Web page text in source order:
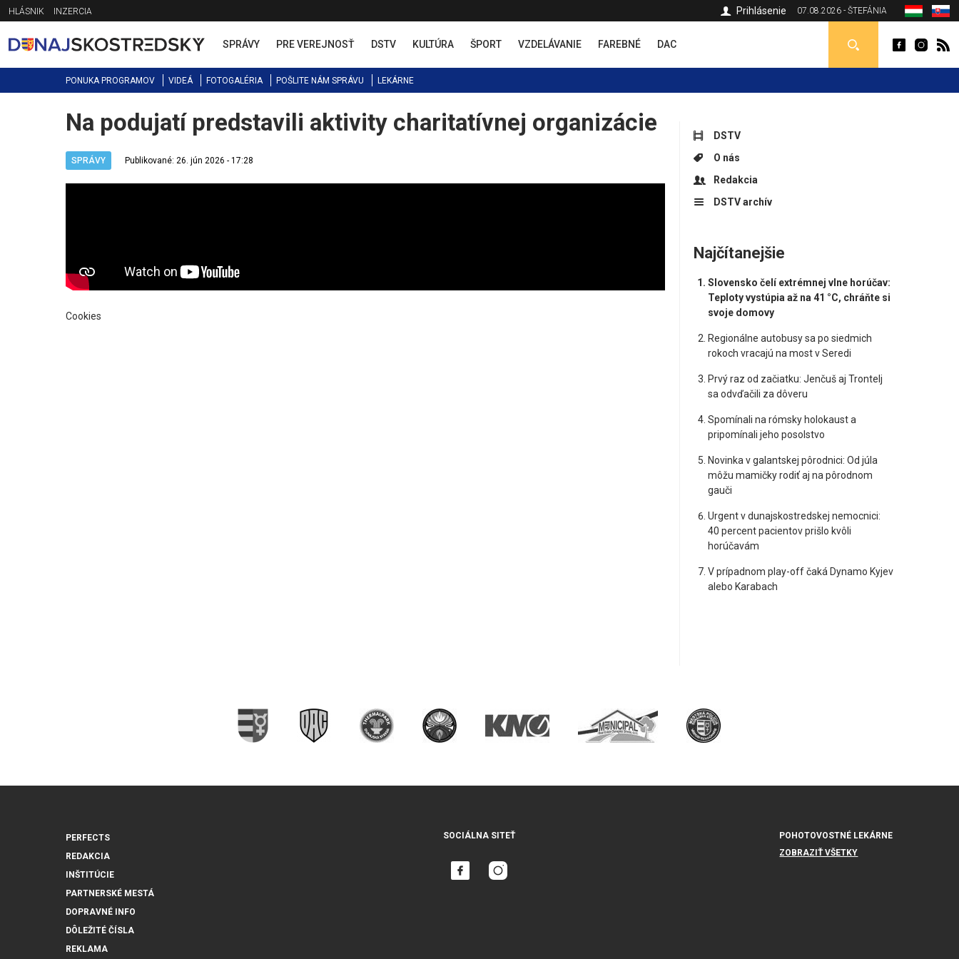
Jump
to
navigation
HLÁSNIK INZERCIA 07.08.2026 - ŠTEFÁNIA
Prihlásenie
SPRÁVY PRE VEREJNOSŤ DSTV KULTÚRA ŠPORT VZDELÁVANIE FAREBNÉ DAC
PONUKA PROGRAMOV VIDEÁ FOTOGALÉRIA POŠLITE NÁM SPRÁVU LEKÁRNE
Back
to
Na podujatí predstavili aktivity charitatívnej organizácie
SPRÁVY Publikované: 26. jún 2026 - 17:28
Cookies
DSTV
O nás
Redakcia
DSTV archív
Najčítanejšie
Slovensko čelí extrémnej vlne horúčav:
Teploty vystúpia až na 41 °C, chráňte si
svoje domovy
Regionálne autobusy sa po siedmich
rokoch vracajú na most v Seredi
Prvý raz od začiatku: Jenčuš aj Trontelj
sa odvďačili za dôveru
Spomínali na rómsky holokaust a
pripomínali jeho posolstvo
Novinka v galantskej pôrodnici: Od júla
môžu mamičky rodiť aj na pôrodnom
gauči
Urgent v dunajskostredskej nemocnici:
40 percent pacientov prišlo kvôli
horúčavám
V prípadnom play-off čaká Dynamo Kyjev
alebo Karabach
PERFECTS
REDAKCIA
INŠTITÚCIE
PARTNERSKÉ MESTÁ
DOPRAVNÉ INFO
DÔLEŽITÉ ČÍSLA
REKLAMA
SOCIÁLNA SITEŤ
POHOTOVOSTNÉ LEKÁRNE
ZOBRAZIŤ VŠETKY